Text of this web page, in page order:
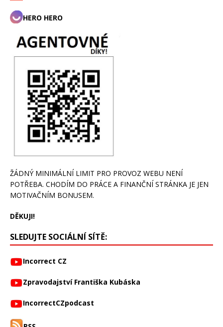
HERO HERO
ŽÁDNÝ MINIMÁLNÍ LIMIT PRO PROVOZ WEBU NENÍ
POTŘEBA. CHODÍM DO PRÁCE A FINANČNÍ STRÁNKA JE JEN
MOTIVAČNÍM BONUSEM.
DĚKUJI!
SLEDUJTE SOCIÁLNÍ SÍTĚ:
Incorrect CZ
Zpravodajství Františka Kubáska
IncorrectCZpodcast